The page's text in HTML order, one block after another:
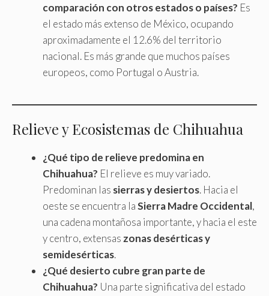
comparación con otros estados o países? Es
el estado más extenso de México, ocupando
aproximadamente el 12.6% del territorio
nacional. Es más grande que muchos países
europeos, como Portugal o Austria.
Relieve y Ecosistemas de Chihuahua
¿Qué tipo de relieve predomina en
Chihuahua? El relieve es muy variado.
Predominan las sierras y desiertos. Hacia el
oeste se encuentra laSierra Madre Occidental,
una cadena montañosa importante, y hacia el este
y centro, extensas zonas desérticas y
semidesérticas.
¿Qué desierto cubre gran parte de
Chihuahua? Una parte significativa del estado